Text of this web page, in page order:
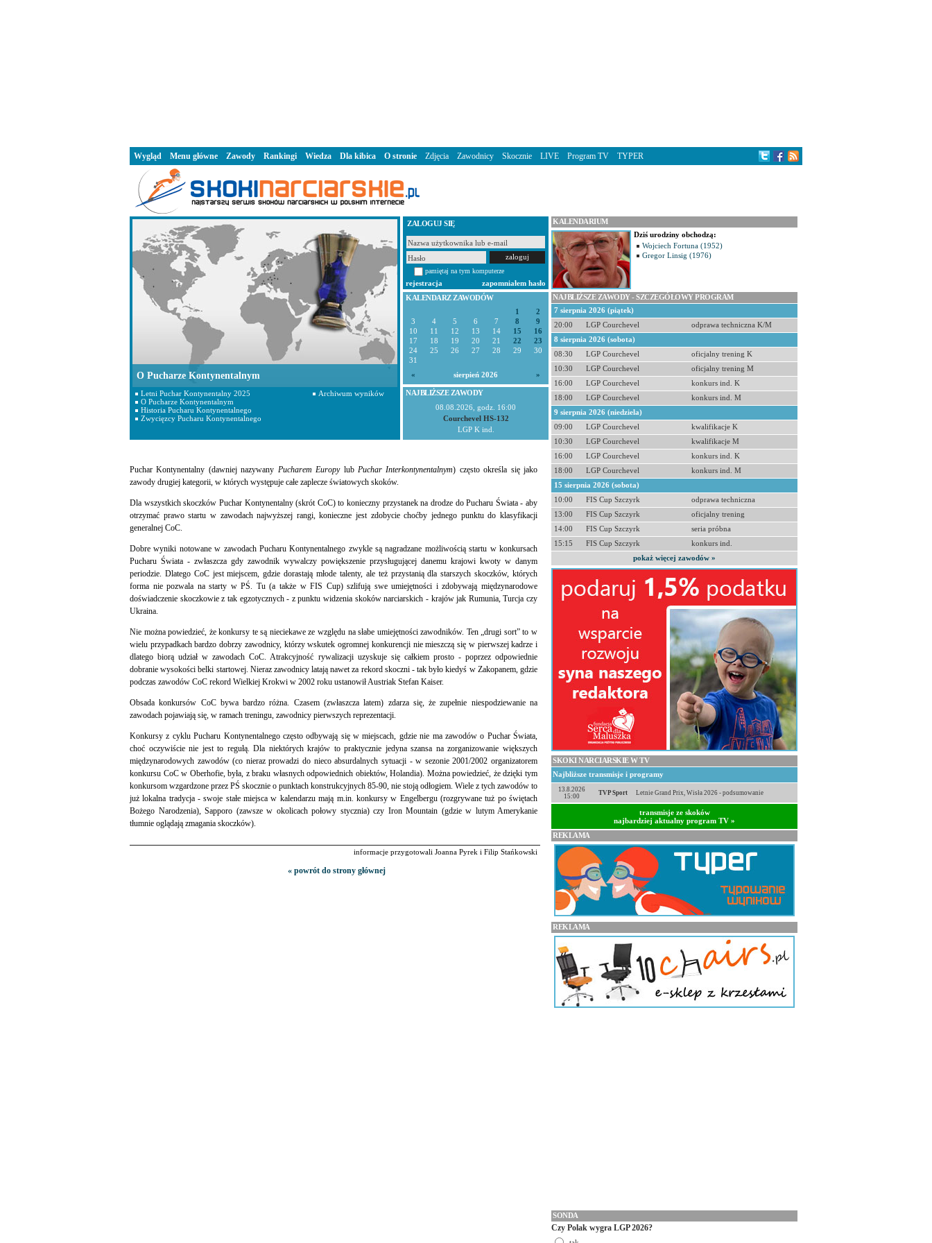
ZALOGUJ SIĘ
pamiętaj na tym komputerze
rejestracja
zapomniałem hasło
KALENDARZ ZAWODÓW
1
2
3
4 5 6 7 8
9
10
11 12 13 14 15
16
17
18 19 20 21 22
23
24
25 26 27 28 29
30
31
«
sierpień 2026 »
NAJBLIŻSZE ZAWODY
08.08.2026, godz. 16:00
Courchevel HS-132
LGP K ind.
Puchar Kontynentalny (dawniej nazywany Pucharem Europylub Puchar Interkontynentalnym) często określa się jako
zawody drugiej kategorii, w których występuje całe zaplecze światowych skoków.
Dla wszystkich skoczków Puchar Kontynentalny (skrót CoC) to konieczny przystanek na drodze do Pucharu Świata - aby
otrzymać prawo startu w zawodach najwyższej rangi, konieczne jest zdobycie choćby jednego punktu do klasyfikacji
generalnej CoC.
Dobre wyniki notowane w zawodach Pucharu Kontynentalnego zwykle są nagradzane możliwością startu w konkursach
Pucharu Świata - zwłaszcza gdy zawodnik wywalczy powiększenie przysługującej danemu krajowi kwoty w danym
periodzie. Dlatego CoC jest miejscem, gdzie dorastają młode talenty, ale też przystanią dla starszych skoczków, których
forma nie pozwala na starty w PŚ. Tu (a także w FIS Cup) szlifują swe umiejętności i zdobywają międzynarodowe
doświadczenie skoczkowie z tak egzotycznych - z punktu widzenia skoków narciarskich - krajów jak Rumunia, Turcja czy
Ukraina.
Nie można powiedzieć, że konkursy te są nieciekawe ze względu na słabe umiejętności zawodników. Ten „drugi sort” to w
wielu przypadkach bardzo dobrzy zawodnicy, którzy wskutek ogromnej konkurencji nie mieszczą się w pierwszej kadrze i
dlatego biorą udział w zawodach CoC. Atrakcyjność rywalizacji uzyskuje się całkiem prosto - poprzez odpowiednie
dobranie wysokości belki startowej. Nieraz zawodnicy latają nawet za rekord skoczni - tak było kiedyś w Zakopanem, gdzie
podczas zawodów CoC rekord Wielkiej Krokwi w 2002 roku ustanowił Austriak Stefan Kaiser.
Obsada konkursów CoC bywa bardzo różna. Czasem (zwłaszcza latem) zdarza się, że zupełnie niespodziewanie na
zawodach pojawiają się, w ramach treningu, zawodnicy pierwszych reprezentacji.
Konkursy z cyklu Pucharu Kontynentalnego często odbywają się w miejscach, gdzie nie ma zawodów o Puchar Świata,
choć oczywiście nie jest to regułą. Dla niektórych krajów to praktycznie jedyna szansa na zorganizowanie większych
międzynarodowych zawodów (co nieraz prowadzi do nieco absurdalnych sytuacji - w sezonie 2001/2002 organizatorem
konkursu CoC w Oberhofie, była, z braku własnych odpowiednich obiektów, Holandia). Można powiedzieć, że dzięki tym
konkursom wzgardzone przez PŚ skocznie o punktach konstrukcyjnych 85-90, nie stoją odłogiem. Wiele z tych zawodów to
już lokalna tradycja - swoje stałe miejsca w kalendarzu mają m.in. konkursy w Engelbergu (rozgrywane tuż po świętach
Bożego Narodzenia), Sapporo (zawsze w okolicach połowy stycznia) czy Iron Mountain (gdzie w lutym Amerykanie
tłumnie oglądają zmagania skoczków).
informacje przygotowali Joanna Pyrek i Filip Stańkowski
« powrót do strony głównej
O Pucharze Kontynentalnym
Letni Puchar Kontynentalny 2025
Archiwum wyników
O Pucharze Kontynentalnym
Historia Pucharu Kontynentalnego
Zwycięzcy Pucharu Kontynentalnego
KALENDARIUM
Dziś urodziny obchodzą:
Wojciech Fortuna (1952)
Gregor Linsig (1976)
NAJBLIŻSZE ZAWODY - SZCZEGÓŁOWY PROGRAM
7 sierpnia 2026 (piątek)
20:00
LGP Courchevel
odprawa techniczna K/M
8 sierpnia 2026 (sobota)
08:30
LGP Courchevel
oficjalny trening K
10:30
LGP Courchevel
oficjalny trening M
16:00
LGP Courchevel
konkurs ind. K
18:00
LGP Courchevel
konkurs ind. M
9 sierpnia 2026 (niedziela)
09:00
LGP Courchevel
kwalifikacje K
10:30
LGP Courchevel
kwalifikacje M
16:00
LGP Courchevel
konkurs ind. K
18:00
LGP Courchevel
konkurs ind. M
15 sierpnia 2026 (sobota)
10:00
FIS Cup Szczyrk
odprawa techniczna
13:00
FIS Cup Szczyrk
oficjalny trening
14:00
FIS Cup Szczyrk
seria próbna
15:15
FIS Cup Szczyrk
konkurs ind.
pokaż więcej zawodów »
SKOKI NARCIARSKIE W TV
Najbliższe transmisje i programy
13.8.2026
15:00
TVP Sport Letnie Grand Prix, Wisła 2026 - podsumowanie
transmisje ze skoków
najbardziej aktualny program TV »
REKLAMA
REKLAMA
SONDA
Czy Polak wygra LGP 2026?
Wygląd Menu główne Zawody Rankingi Wiedza Dla kibica O stronie Zdjęcia Zawodnicy Skocznie LIVE Program TV TYPER